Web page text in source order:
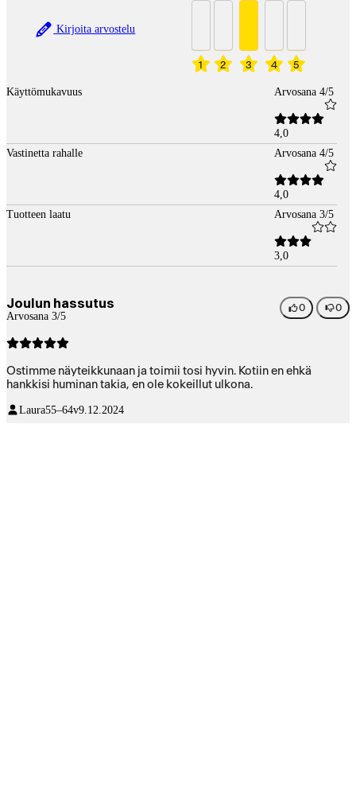
Kirjoita arvostelu
1 2 3 4 5
Käyttömukavuus Arvosana 4/5
4,0
Vastinetta rahalle
Arvosana 4/5
4,0
Tuotteen laatu
Arvosana 3/5
3,0
Joulun hassutus
Arvosana 3/5
0 0
Ostimme näyteikkunaan ja toimii tosi hyvin. Kotiin en ehkä
hankkisi huminan takia, en ole kokeillut ulkona.
Laura55–64v9.12.2024